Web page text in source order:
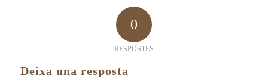
0
RESPOSTES
Deixa una resposta